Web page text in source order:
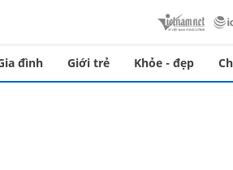
đình Giới trẻ Khỏe - đẹp